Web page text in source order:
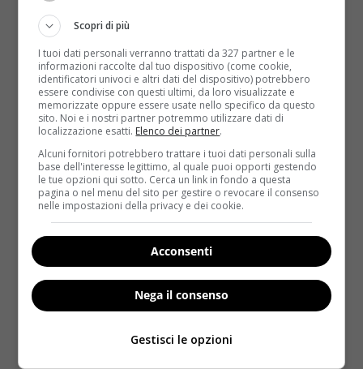
Lohan sembra aver convinto alcune sue colleghe
come Mandy Moore e Jessica Alba a provare
l’innovativo trattamento.
Scopri di più
I tuoi dati personali verranno trattati da 327 partner e le
informazioni raccolte dal tuo dispositivo (come cookie,
identificatori univoci e altri dati del dispositivo) potrebbero
essere condivise con questi ultimi, da loro visualizzate e
memorizzate oppure essere usate nello specifico da questo
sito. Noi e i nostri partner potremmo utilizzare dati di
localizzazione esatti. Elenco dei partner.
Alcuni fornitori potrebbero trattare i tuoi dati personali sulla
base dell'interesse legittimo, al quale puoi opporti gestendo
le tue opzioni qui sotto. Cerca un link in fondo a questa
pagina o nel menu del sito per gestire o revocare il consenso
nelle impostazioni della privacy e dei cookie.
Acconsenti
Nega il consenso
Gestisci le opzioni